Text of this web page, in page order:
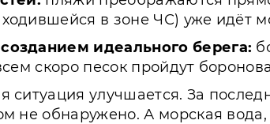
в зоне ЧС) уже идёт
идеального берега:
скоро песок пройдут
ситуация улучшается. За
не обнаружено. А морская